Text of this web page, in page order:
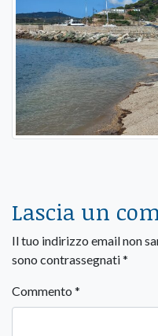
Lascia un
Il tuo indirizzo email non
sono contrassegnati*
Commento *